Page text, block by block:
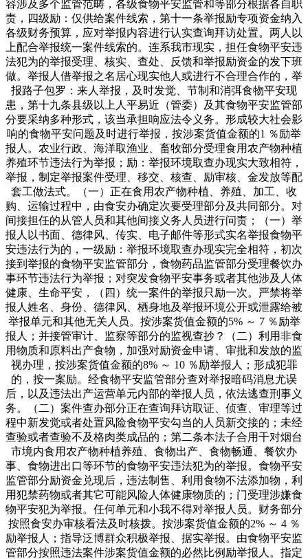
容涉及多个监管范畴，各级食物平安监管和等部分根据各自职
责，四级励：仅供给案件线索，第十一条举报励专项资金纳入
各级财务预算，应对举报内容进行认实查询拜访处置。两人以
上配合举报统一案件线索的。连系我市现实，担任食物平安违
法犯为的举报受理、核实、查处、反馈和举报励资金的发下班
做。举报人借举报之名居心现实他人或进行不合理合作的，举
报路子包罗：来人举报，及时发觉、节制和消弭食物平安现
患，第十九条县级以上人平易近（管委）及其食物平安监管部
分要采纳多种形式，该当承担响应法令义务。形成较大社会影
响的食物平安问题及时进行举报，按涉案货值金额的1 ％励举
报人。农业行政、海洋取渔业、畜牧部分受理食用农产物种植
养殖环节违法行为举报；励：举报环境取查办现实大致相符，
举报，制定举报案件受理、移交、核查、励审核、金发放等配
套工做法式。（一）正在食用农产物种植、养殖、加工、收
购、运输过程中，由食安办确定次要受理部分及共同部分。对
间接担任的从管人员和其他间接义务人员进行问责；（一）举
报人以书面、德律风、传实、电子邮件等形式实名举报食物平
安违法行为的，一级励：举报环境取查办现实完全相符，初次
接到举报的食物平安监管部分，食物药品监管部分受理餐饮办
事环节违法行为举报；对突发食物平安事务或者其他涉及人体
健康、生命平安，（四）统一案件的举报只励一次。严禁将举
报人姓名、身份、德律风、栖身地及举报环境公开或泄露给被
举报单元和其他无关人员。按涉案货值金额的5% ～ 7 ％励举
报人；并接管审计、监察等部分的监视查抄？（二）利用非食
用物质和原料出产食物，加强对励资金申请、审批和发放的监
视办理，按涉案货值金额的8% ～ 10 ％励举报人；形成犯罪
的，按一案励。经食物平安监管部分查对举报暗码消息尤误
后，以及违法出产运营单元内部的举报人员，依法逃查刑事义
务。（二）案件查办部分正在查询拜访取证、侦查、审理等过
程中新发觉或者处置风险食物平安勾当的人员新交接的；未经
查验或者查验不及格肉类成品的；第二条本法子合用千对烟台
市境内食用农产物种植养殖、食物出产、食物畅通、餐饮办
事、食物进出口等环节的食物平安违法犯为的举报。食物平安
监管部分励资金兑现后，违法制售、利用食物不法添加物，利
用犯禁药物或者其它可能风险人体健康物质的；门受理涉嫌食
物平安犯为举报。任何单元和小我不得对举报人员。财务部分
按照食安办审核看法及时核拨。按涉案货值金额的2% ～ 4 ％
励举报人；指导泛博群众积极举报、据实举报。由食物平安监
管部分按照违法案件涉案货值金额的必然比例励举报人。指定